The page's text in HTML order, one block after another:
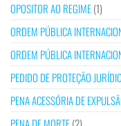
OPOSITOR AO REGIME(1)
ORDEM PÚBLICA
ORDEM PÚBLICA
PEDIDO DE PROTEÇÃO
PENA ACESSÓRIA DE